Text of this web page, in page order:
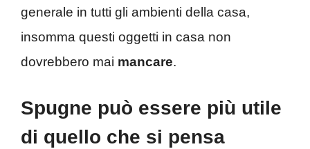
generale in tutti gli ambienti della casa,
insomma questi oggetti in casa non
dovrebbero mai mancare.
Spugne può essere più utile
di quello che si pensa